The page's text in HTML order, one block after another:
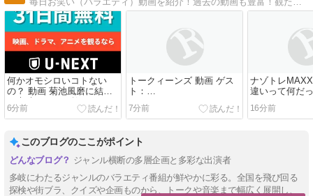
何かオモシロいコトない
の？ 動画 菊池風磨に結婚
の素晴らしさを教える 8月6
日
6分前
トークィーンズ 動画 ゲス
ト：
TAEYANG（BIGBANG）
後編 8月6日
7分前
ナゾトレ
違いって何だ
SP 8月6日
16分前
このブログのここがポイント
ジャンル横断の多層企画と多彩な出演者
多岐にわたるジャンルのバラエティ番組が鮮やかに彩る。全国を飛び回る
探検や街ブラ、クイズや企画ものから、トークや音楽まで幅広く展開し、